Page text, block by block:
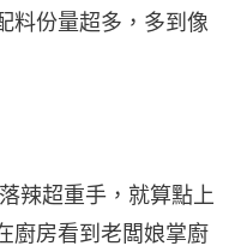
料份量超多，多到像
辣超重手，就算點上
廚房看到老闆娘掌廚